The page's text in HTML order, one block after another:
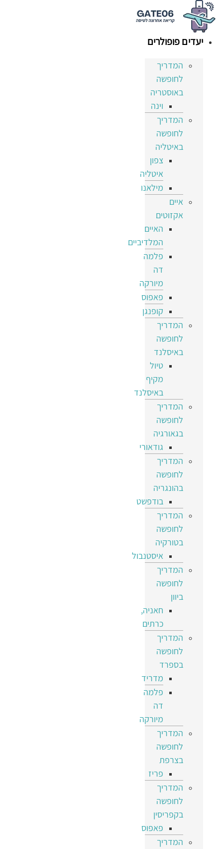
דלג
לתוכן
יעדים פופולרים
המדריך
לחופשה
באוסטריה
וינה
המדריך
לחופשה
באיטליה
צפון
איטליה
מילאנו
איים
אקזוטים
האיים
המלדיביים
פלמה
דה
מיורקה
פאפוס
קופנגן
המדריך
לחופשה
באיסלנד
טיול
מקיף
באיסלנד
המדריך
לחופשה
בגאורגיה
גודאורי
המדריך
לחופשה
בהונגריה
בודפשט
המדריך
לחופשה
בטורקיה
איסטנבול
המדריך
לחופשה
ביוון
חאניה,
כרתים
המדריך
לחופשה
בספרד
מדריד
פלמה
דה
מיורקה
המדריך
לחופשה
בצרפת
פריז
המדריך
לחופשה
בקפריסין
פאפוס
המדריך